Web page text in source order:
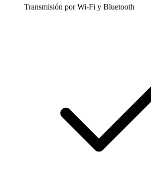
Transmisión por Wi-Fi y Bluetooth